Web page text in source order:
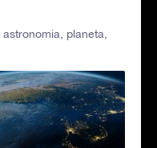
astronomia planeta